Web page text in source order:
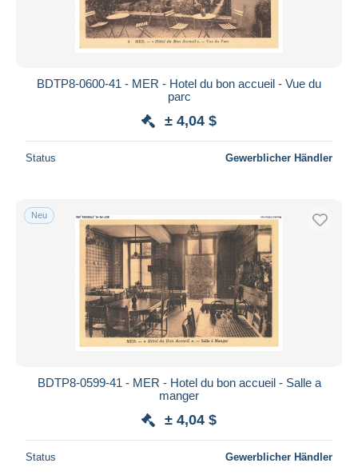
BDTP8-0600-41 - MER - Hotel du bon accueil - Vue du
parc
± 4,04 $
Status Gewerblicher Händler
Neu
BDTP8-0599-41 - MER - Hotel du bon accueil - Salle a
manger
± 4,04 $
Status Gewerblicher Händler